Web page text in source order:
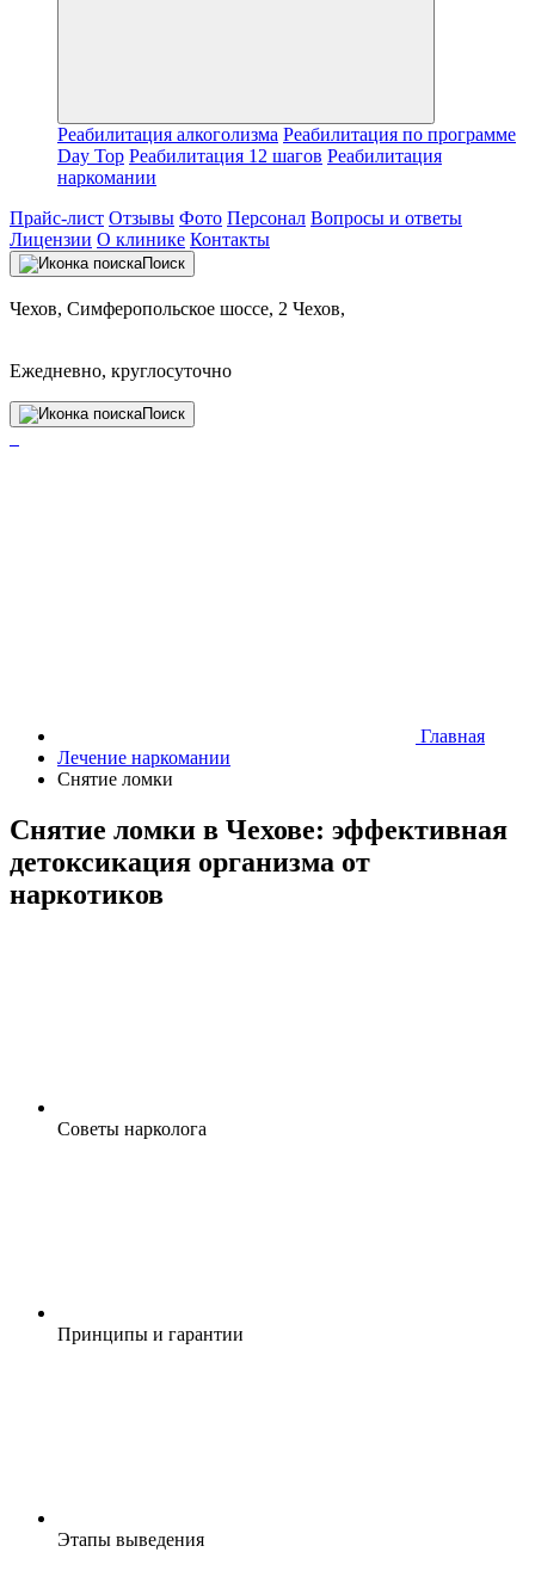
Реабилитация алкоголизма Реабилитация по программе
Day Top Реабилитация 12 шагов Реабилитация
наркомании
Прайс-лист Отзывы Фото Персонал Вопросы и ответы
Лицензии О клинике Контакты
Поиск
Чехов, Симферопольское шоссе, 2 Чехов,
Ежедневно, круглосуточно
Поиск
Главная
Лечение наркомании
Снятие ломки
Снятие ломки в Чехове: эффективная
детоксикация организма от
наркотиков
Cоветы нарколога
Принципы и гарантии
Этапы выведения